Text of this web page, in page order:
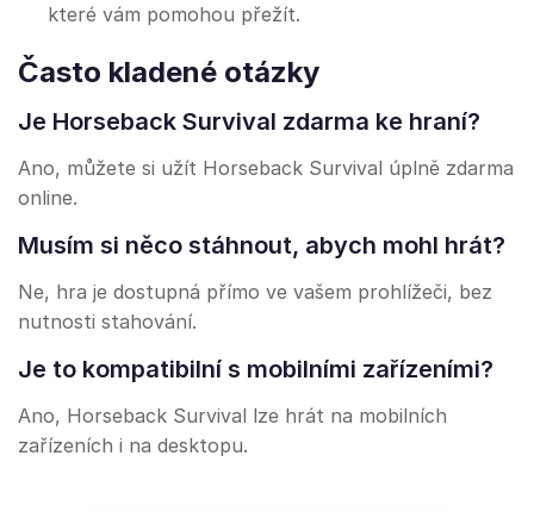
které vám pomohou přežít.
Často kladené otázky
Je Horseback Survival zdarma ke hraní?
Ano, můžete si užít Horseback Survival úplně zdarma
online.
Musím si něco stáhnout, abych mohl hrát?
Ne, hra je dostupná přímo ve vašem prohlížeči, bez
nutnosti stahování.
Je to kompatibilní s mobilními zařízeními?
Ano, Horseback Survival lze hrát na mobilních
zařízeních i na desktopu.